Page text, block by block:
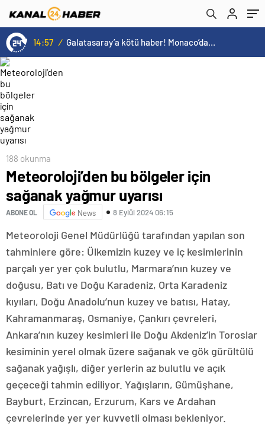
14:57 / Galatasaray’a kötü haber! Monaco’dan flaş Onyekuru kararı.
188 okunma
Meteoroloji’den bu bölgeler için
sağanak yağmur uyarısı
ABONE OL News 8 Eylül 2024 06:15
Meteoroloji Genel Müdürlüğü tarafından yapılan son
tahminlere göre: Ülkemizin kuzey ve iç kesimlerinin
parçalı yer yer çok bulutlu, Marmara’nın kuzey ve
doğusu, Batı ve Doğu Karadeniz, Orta Karadeniz
kıyıları, Doğu Anadolu’nun kuzey ve batısı, Hatay,
Kahramanmaraş, Osmaniye, Çankırı çevreleri,
Ankara’nın kuzey kesimleri ile Doğu Akdeniz’in Toroslar
kesiminin yerel olmak üzere sağanak ve gök gürültülü
sağanak yağışlı, diğer yerlerin az bulutlu ve açık
geçeceği tahmin ediliyor. Yağışların, Gümüşhane,
Bayburt, Erzincan, Erzurum, Kars ve Ardahan
çevrelerinde yer yer kuvvetli olması bekleniyor.